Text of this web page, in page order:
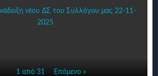
νέου ΔΣ του Συλλόγου μας 22-11-
2025
1 από 31 Επόμενο »